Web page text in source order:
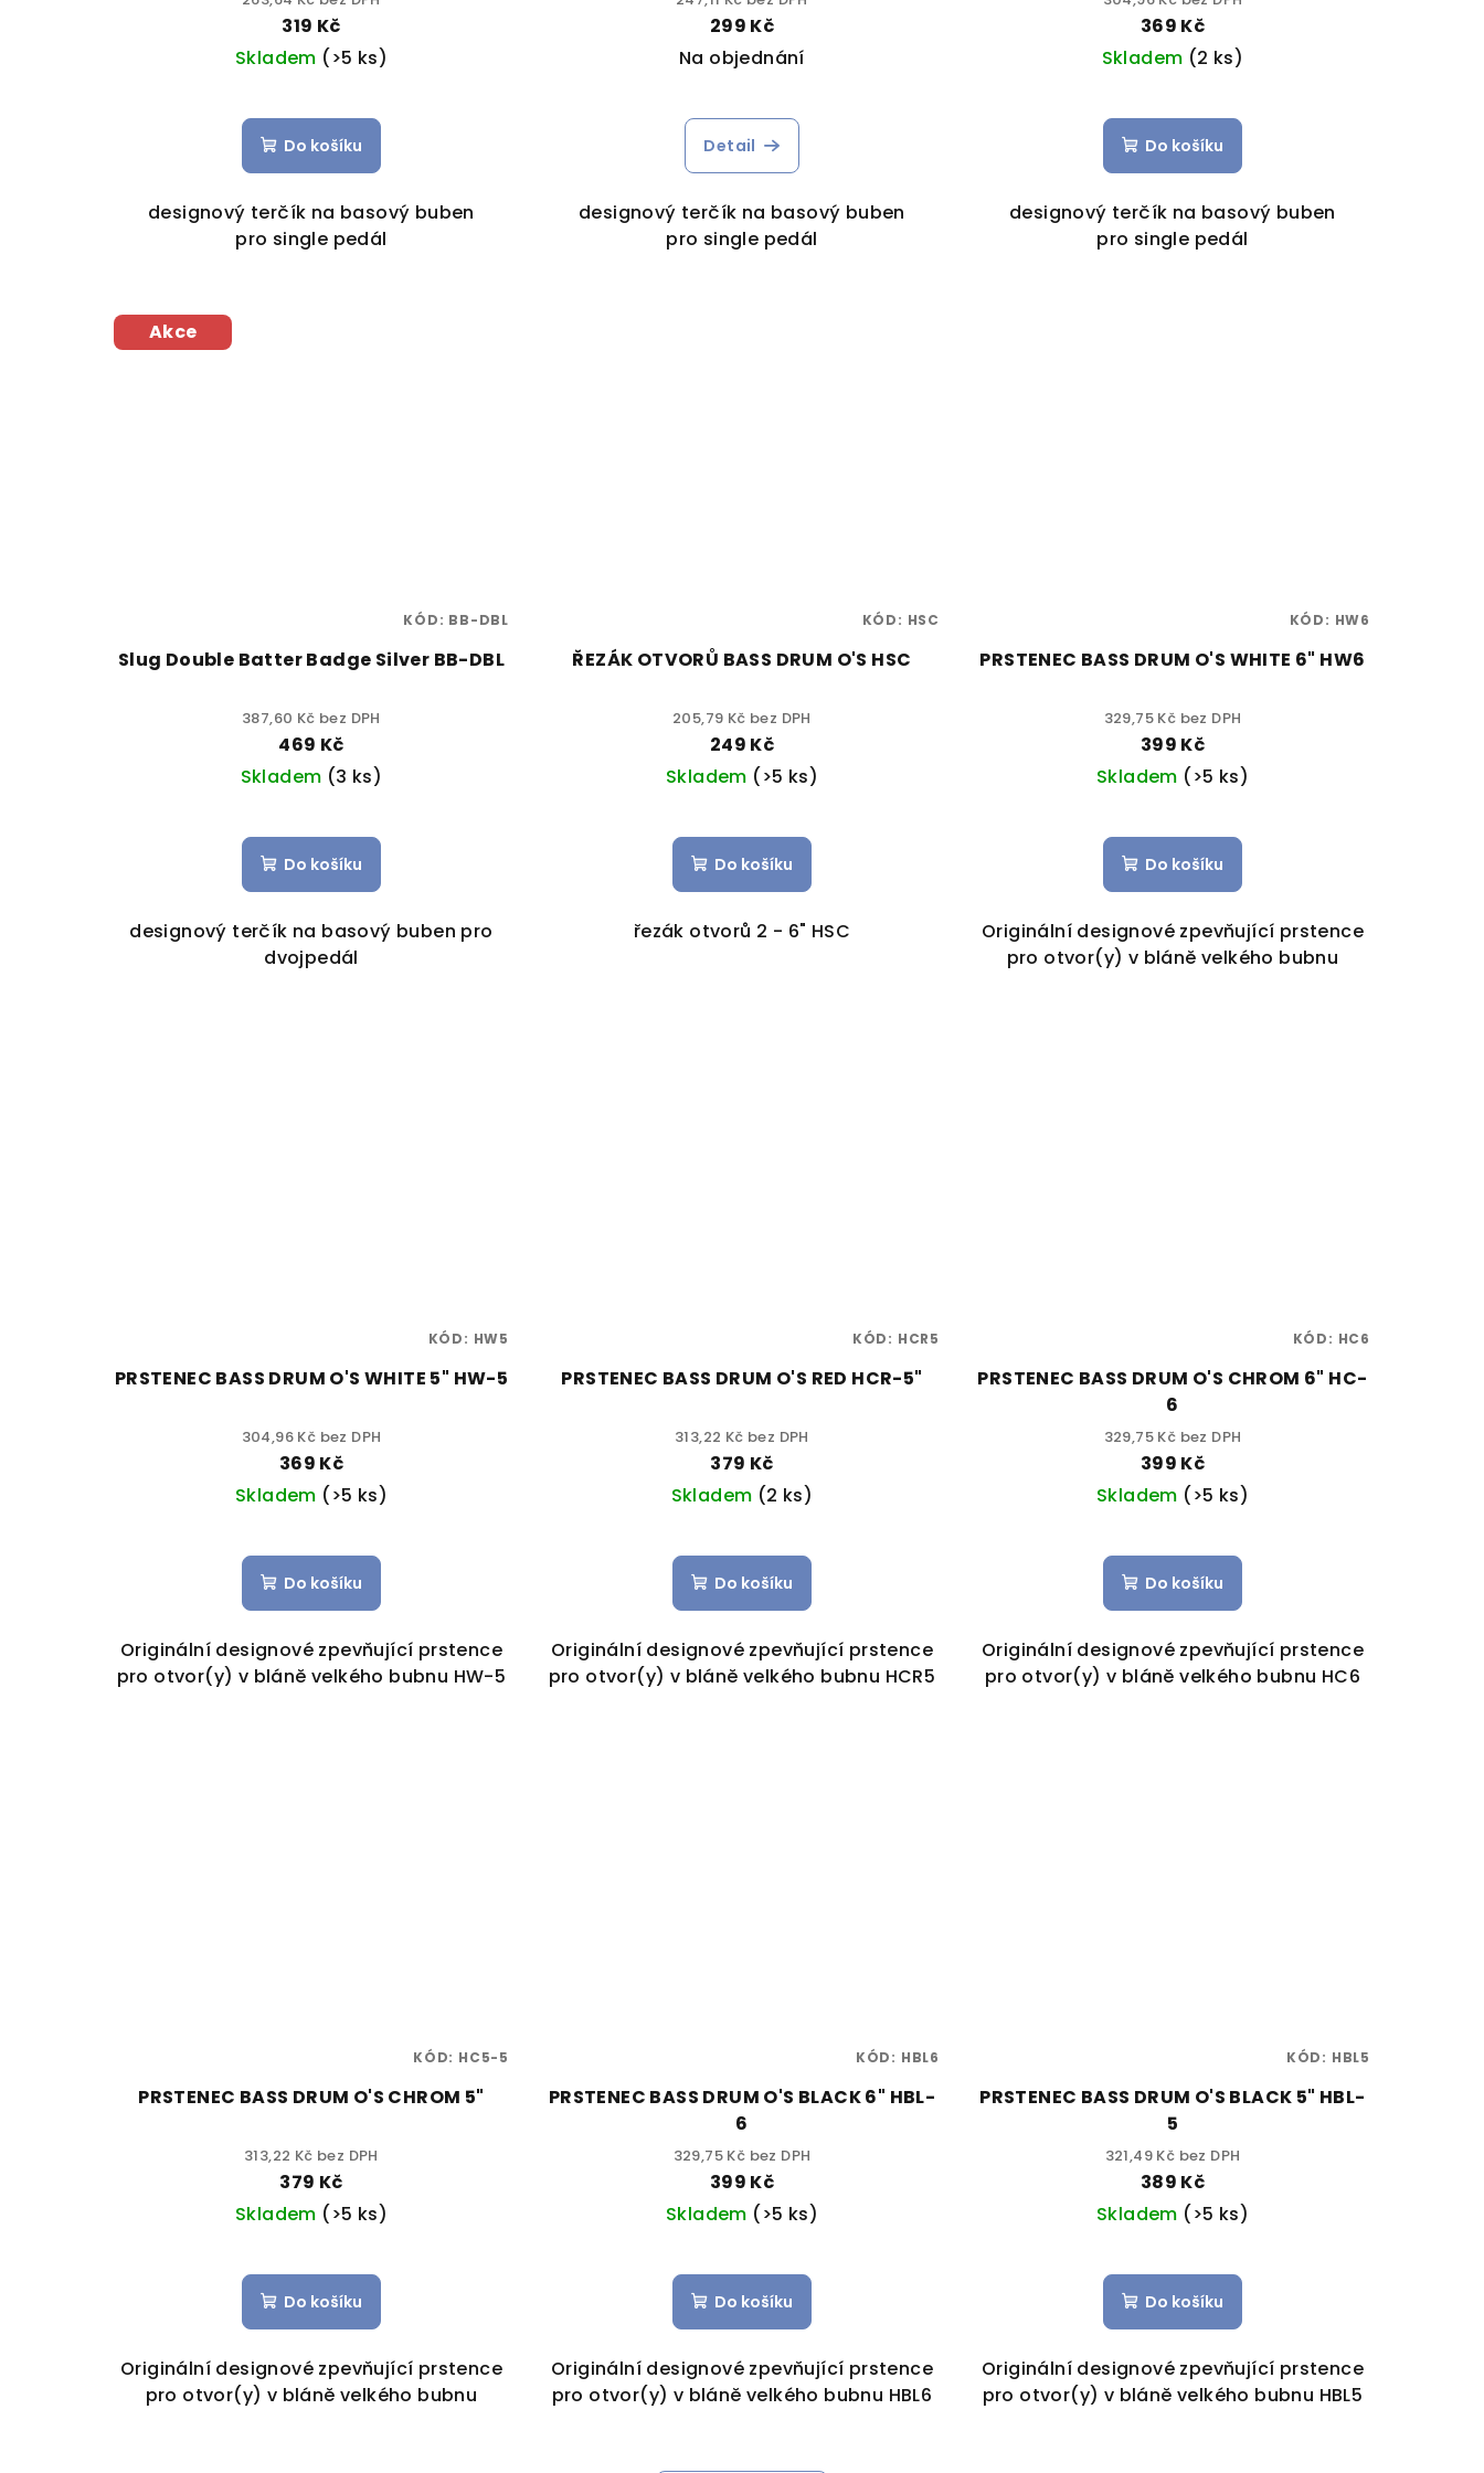
319 Kč
Skladem (>5 ks)
Do košíku
designový terčík na basový buben
pro single pedál
299 Kč
Na objednání
Detail
designový terčík na basový buben
pro single pedál
369 Kč
Skladem (2 ks)
Do košíku
designový terčík na basový buben
pro single pedál
Akce
Slug Double Batter Badge Silver BB-DBL
387,60 Kč bez DPH
469 Kč
Skladem (3 ks)
Do košíku
designový terčík na basový buben pro
dvojpedál
KÓD: BB-DBL
ŘEZÁK OTVORŮ BASS DRUM O'S HSC
205,79 Kč bez DPH
249 Kč
Skladem (>5 ks)
Do košíku
řezák otvorů 2 - 6" HSC
KÓD: HSC
PRSTENEC BASS DRUM O'S WHITE 6" HW6
329,75 Kč bez DPH
399 Kč
Skladem (>5 ks)
Do košíku
Originální designové zpevňující prstence
pro otvor(y) v bláně velkého bubnu
KÓD: HW6
PRSTENEC BASS DRUM O'S WHITE 5" HW-5
304,96 Kč bez DPH
369 Kč
Skladem (>5 ks)
Do košíku
Originální designové zpevňující prstence
pro otvor(y) v bláně velkého bubnu HW-5
KÓD: HW5
PRSTENEC BASS DRUM O'S RED HCR-5"
313,22 Kč bez DPH
379 Kč
Skladem (2 ks)
Do košíku
Originální designové zpevňující prstence
pro otvor(y) v bláně velkého bubnu HCR5
KÓD: HCR5
PRSTENEC BASS DRUM O'S CHROM 6" HC-
6
329,75 Kč bez DPH
399 Kč
Skladem (>5 ks)
Do košíku
Originální designové zpevňující prstence
pro otvor(y) v bláně velkého bubnu HC6
KÓD: HC6
PRSTENEC BASS DRUM O'S CHROM 5"
313,22 Kč bez DPH
379 Kč
Skladem (>5 ks)
Do košíku
Originální designové zpevňující prstence
pro otvor(y) v bláně velkého bubnu
KÓD: HC5-5
PRSTENEC BASS DRUM O'S BLACK 6" HBL-
6
329,75 Kč bez DPH
399 Kč
Skladem (>5 ks)
Do košíku
Originální designové zpevňující prstence
pro otvor(y) v bláně velkého bubnu HBL6
KÓD: HBL6
PRSTENEC BASS DRUM O'S BLACK 5" HBL-
5
321,49 Kč bez DPH
389 Kč
Skladem (>5 ks)
Do košíku
Originální designové zpevňující prstence
pro otvor(y) v bláně velkého bubnu HBL5
KÓD: HBL5